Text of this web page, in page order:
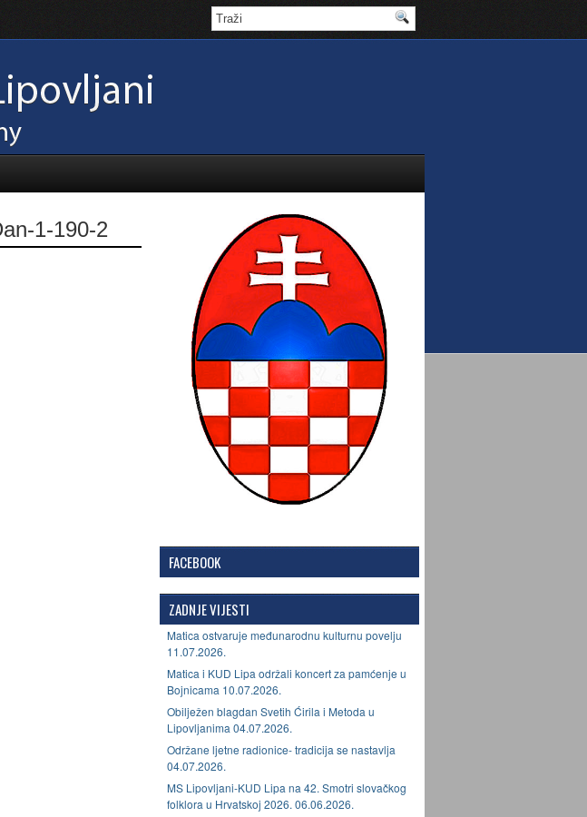
1-190-2
FACEBOOK
ZADNJE VIJESTI
Matica ostvaruje međunarodnu kulturnu povelju
11.07.2026.
Matica i KUD Lipa održali koncert za pamćenje u
Bojnicama 10.07.2026.
Obilježen blagdan Svetih Ćirila i Metoda u
Lipovljanima 04.07.2026.
Održane ljetne radionice- tradicija se nastavlja
04.07.2026.
MS Lipovljani-KUD Lipa na 42. Smotri slovačkog
folklora u Hrvatskoj 2026. 06.06.2026.